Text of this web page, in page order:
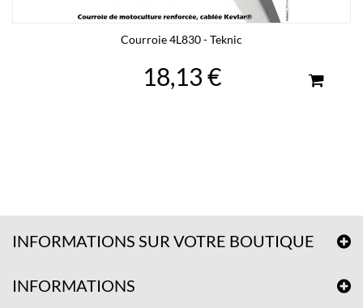
Courroie 4L830 - Teknic
18,13 €
INFORMATIONS SUR VOTRE BOUTIQUE
INFORMATIONS